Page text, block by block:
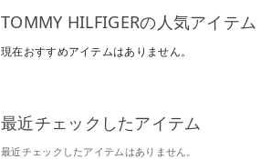
TOMMY HILFIGERの人気アイテム
現在おすすめアイテムはありません。
最近チェックしたアイテム
最近チェックしたアイテムはありません。